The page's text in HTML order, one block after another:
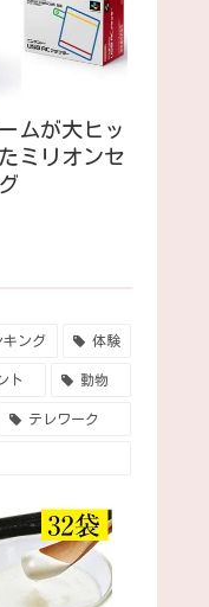
ムが大ヒッ
ミリオンセ
キング 体験
ト 動物
テレワーク